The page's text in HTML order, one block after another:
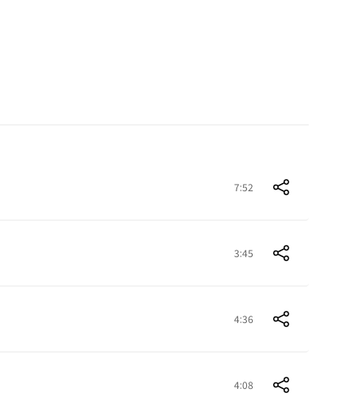
7:52
3:45
4:36
4:08